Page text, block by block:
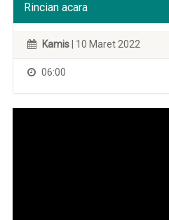
Rincian acara
Kamis | 10 Maret 2022
06:00